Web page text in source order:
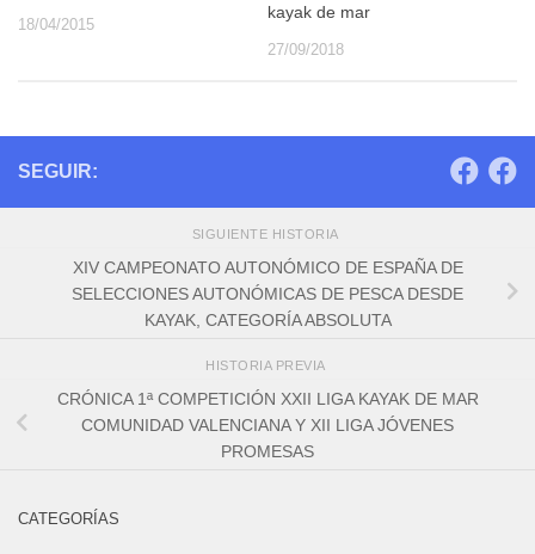
18/04/2015
kayak de mar
27/09/2018
SEGUIR:
SIGUIENTE HISTORIA
XIV CAMPEONATO AUTONÓMICO DE ESPAÑA DE
SELECCIONES AUTONÓMICAS DE PESCA DESDE
KAYAK, CATEGORÍA ABSOLUTA
HISTORIA PREVIA
CRÓNICA 1ª COMPETICIÓN XXII LIGA KAYAK DE MAR
COMUNIDAD VALENCIANA Y XII LIGA JÓVENES
PROMESAS
CATEGORÍAS